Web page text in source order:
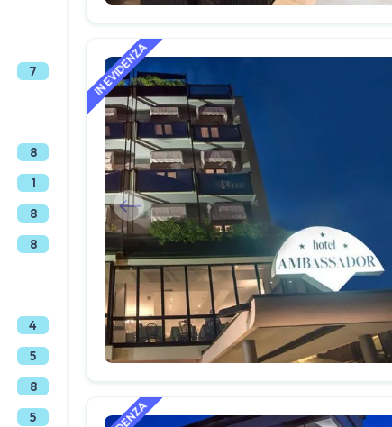
7
8
1
8
8
4
5
8
5
Guarda tutte le foto